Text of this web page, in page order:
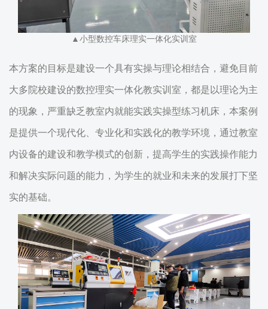
▲小型数控车床理实一体化实训室
本方案的目标是建设一个具有实操与理论相结合，避免目前
大多院校建设的数控理实一体化教实训室，都是以理论为主
的现象，严重缺乏教室内就能实践实操型练习机床，本案例
是提供一个现代化、专业化和实践化的教学环境，通过教室
内设备的建设和教学模式的创新，提高学生的实践操作能力
和解决实际问题的能力，为学生的就业和未来的发展打下坚
实的基础。